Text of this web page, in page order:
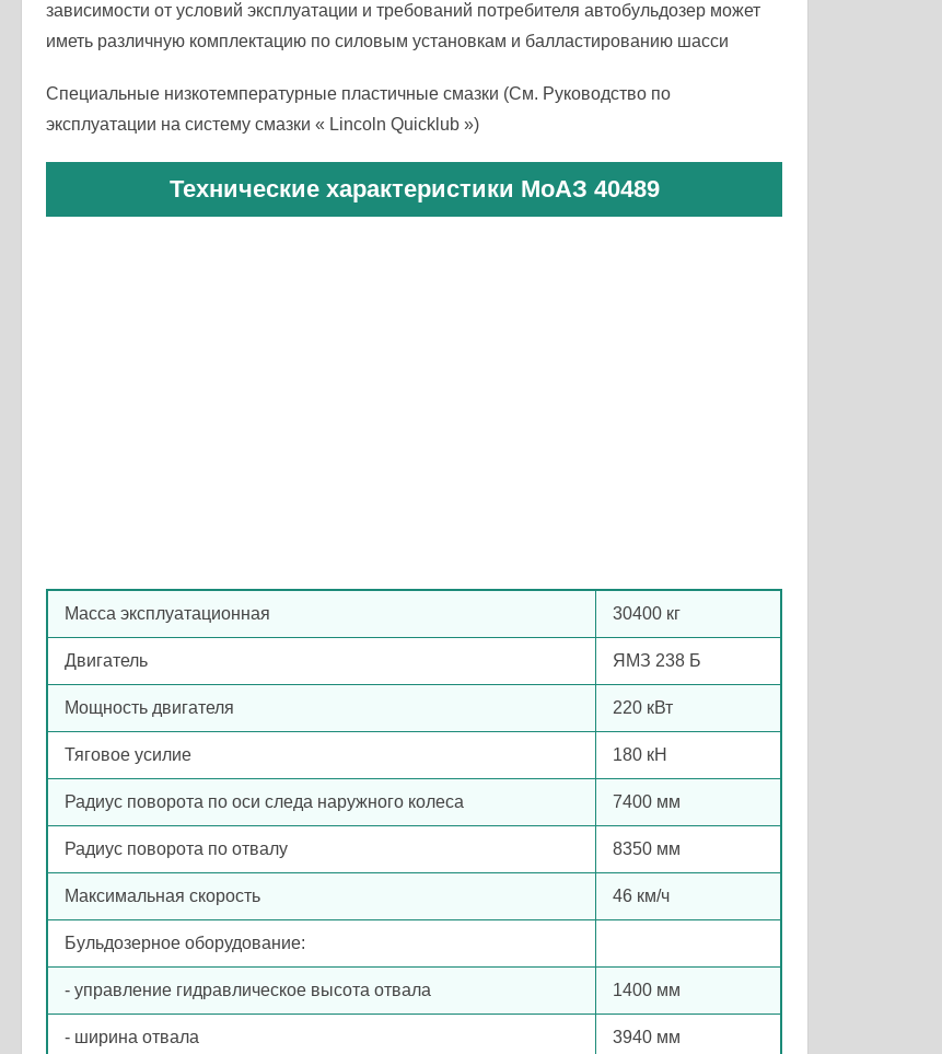
зависимости от условий эксплуатации и требований потребителя автобульдозер может
иметь различную комплектацию по силовым установкам и балластированию шасси
Специальные низкотемпера­турные пластичные смазки (См. Руководство по
эксплуатации на систему смазки « Lincoln Quicklub »)
Технические характеристики МоАЗ 40489
Масса эксплуатационная 30400 кг
Двигатель ЯМЗ 238 Б
Мощность двигателя 220 кВт
Тяговое усилие 180 кH
Радиус поворота по оси следа наружного колеса 7400 мм
Радиус поворота по отвалу 8350 мм
Максимальная скорость 46 км/ч
Бульдозерное оборудование:
- управление гидравлическое высота отвала 1400 мм
- ширина отвала 3940 мм